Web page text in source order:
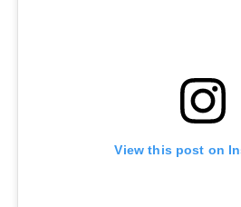
View this post on